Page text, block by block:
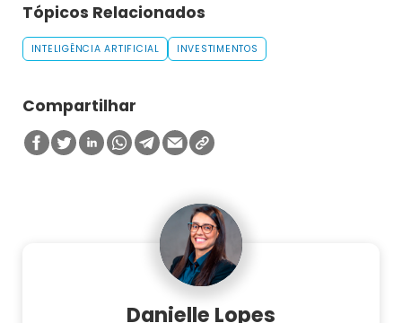
Tópicos Relacionados
INTELIGÊNCIA ARTIFICIAL INVESTIMENTOS
Compartilhar
Danielle Lopes